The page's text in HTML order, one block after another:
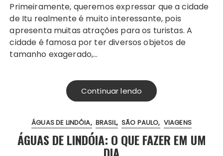
Primeiramente, queremos expressar que a cidade
de Itu realmente é muito interessante, pois
apresenta muitas atrações para os turistas. A
cidade é famosa por ter diversos objetos de
tamanho exagerado,…
Continuar lendo
ÁGUAS DE LINDÓIA BRASIL SÃO PAULO VIAGENS
ÁGUAS DE LINDÓIA: O QUE FAZER EM UM
DIA